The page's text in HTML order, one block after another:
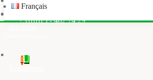
Français
+31(0)13 - 462 74 29
0
Registreren